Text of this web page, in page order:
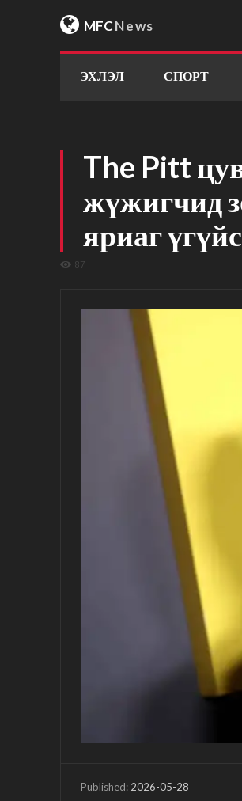
MFCNews
ЭХЛЭЛ СПОРТ
The Pitt
жүжигчид
яриаг
87
Published: 2026-05-28